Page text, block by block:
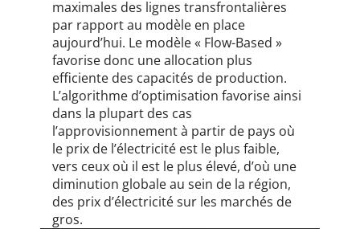
maximales des lignes transfrontalières
par rapport au modèle en place
aujourd’hui. Le modèle « Flow-Based »
favorise donc une allocation plus
efficiente des capacités de production.
L’algorithme d’optimisation favorise ainsi
dans la plupart des cas
l’approvisionnement à partir de pays où
le prix de l’électricité est le plus faible,
vers ceux où il est le plus élevé, d’où une
diminution globale au sein de la région,
des prix d’électricité sur les marchés de
gros.